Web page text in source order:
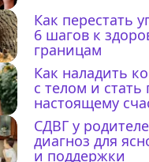
Как перестать
6 шагов к
границам
Как наладить
с телом и стать
настоящему
СДВГ у
диагноз для
и поддержки